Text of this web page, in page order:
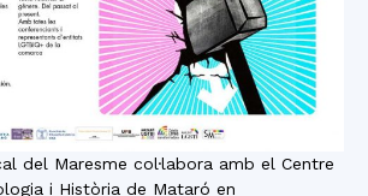
del Maresme col·labora amb el Centre
i Història de Mataró en